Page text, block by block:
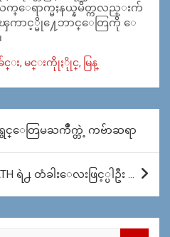
ေရာက္မႈနယ္နမိတ္ကလည္းက်
ကာင့္မို႔ေဘာင္ေတြကို ေ
င္း, မင္းကိုုႏိုုင္, မြန္
ေတြမႀကိဳက္တဲ့ ကဗ်ာဆရာ
ရဲ႕ တံခါးေလးဖြင့္ပါဦး …